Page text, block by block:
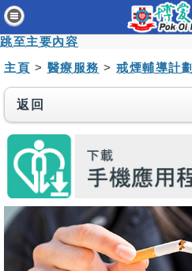
跳至主要內容
主頁
醫療服務
醫護專業人員
消息及活動
關於我們
聯絡我們
免責聲明
主頁 > 醫療服務 > 戒煙輔導計劃
返回